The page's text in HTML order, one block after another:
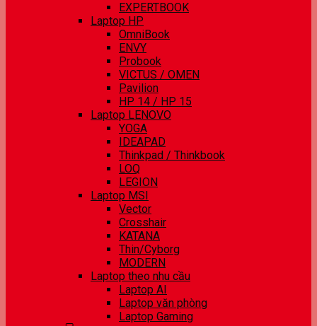
EXPERTBOOK
Laptop HP
OmniBook
ENVY
Probook
VICTUS / OMEN
Pavilion
HP 14 / HP 15
Laptop LENOVO
YOGA
IDEAPAD
Thinkpad / Thinkbook
LOQ
LEGION
Laptop MSI
Vector
Crosshair
KATANA
Thin/Cyborg
MODERN
Laptop theo nhu cầu
Laptop AI
Laptop văn phòng
Laptop Gaming